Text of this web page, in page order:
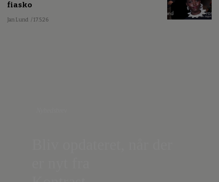
fiasko
Jan Lund / 17.5.26